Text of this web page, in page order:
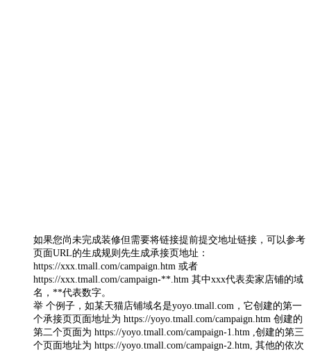
如果您尚未完成装修但需要将链接提前提交地址链接，可以参考
页面URL的生成规则先生成承接页地址：
https://xxx.tmall.com/campaign.htm 或者
https://xxx.tmall.com/campaign-**.htm 其中xxx代表卖家店铺的域
名，**代表数字。
举 个例子，如某天猫店铺域名是yoyo.tmall.com，它创建的第一
个承接页页面地址为 https://yoyo.tmall.com/campaign.htm 创建的
第二个页面为 https://yoyo.tmall.com/campaign-1.htm ,创建的第三
个页面地址为 https://yoyo.tmall.com/campaign-2.htm, 其他的依次